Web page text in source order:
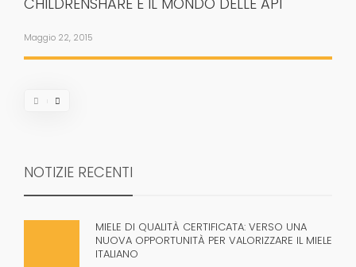
Maggio 22, 2015
NOTIZIE RECENTI
MIELE DI QUALITÀ CERTIFICATA: VERSO UNA
NUOVA OPPORTUNITÀ PER VALORIZZARE IL MIELE
ITALIANO